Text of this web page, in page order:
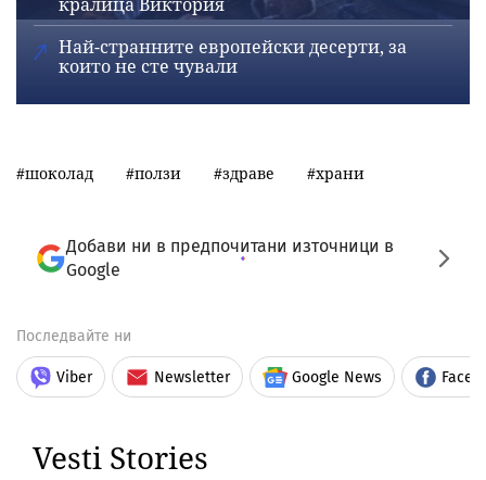
Най-странните европейски десерти, за
които не сте чували
шоколад ползи здраве храни
Добави ни в предпочитани източници в
Google
Последвайте ни
Viber Newsletter Google News
Vesti Stories